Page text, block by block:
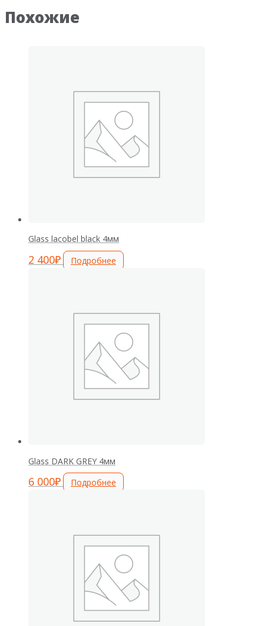
Похожие
Glass lacobel black 4мм
2 400₽ Подробнее
Glass DARK GREY 4мм
6 000₽ Подробнее